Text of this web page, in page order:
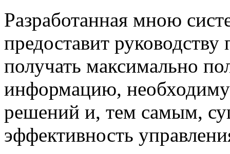
Разработанная мною
предоставит
получать максимально
информацию,
решений и, тем самым,
эффективность